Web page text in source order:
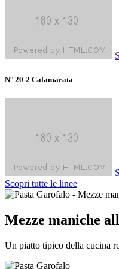
N° 20-2 Calamarata
Scopri tutte le linee
Mezze maniche
Un piatto tipico della cucina